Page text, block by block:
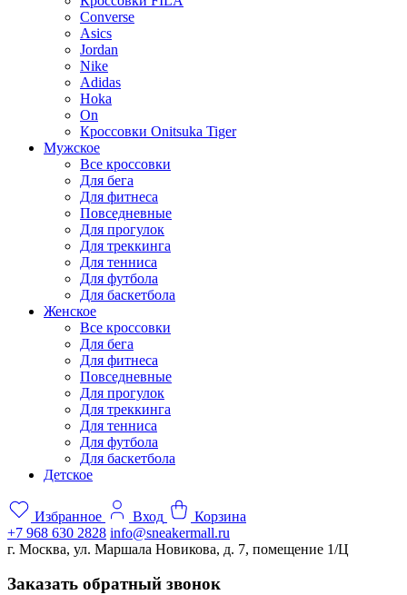
Converse
Asics
Jordan
Nike
Adidas
Hoka
On
Кроссовки Onitsuka Tiger
Мужское
Все кроссовки
Для бега
Для фитнеса
Повседневные
Для прогулок
Для треккинга
Для тенниса
Для футбола
Для баскетбола
Женское
Все кроссовки
Для бега
Для фитнеса
Повседневные
Для прогулок
Для треккинга
Для тенниса
Для футбола
Для баскетбола
Детское
Избранное Вход
Корзина
+7 968 630 2828 info@sneakermall.ru
г. Москва, ул. Маршала Новикова, д. 7, помещение 1/Ц
Заказать обратный звонок